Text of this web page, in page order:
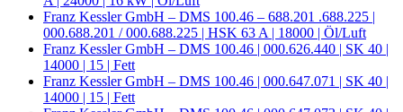
Franz Kessler GmbH – DMS 100.46 – 688.201 .688.225 |
000.688.201 / 000.688.225 | HSK 63 A | 18000 | Öl/Luft
Franz Kessler GmbH – DMS 100.46 | 000.626.440 | SK 40 |
14000 | 15 | Fett
Franz Kessler GmbH – DMS 100.46 | 000.647.071 | SK 40 |
14000 | 15 | Fett